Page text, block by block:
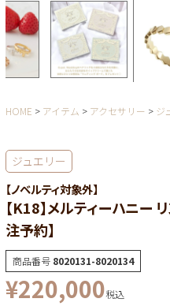
HOME アイテム アクセサリー ジ
ジュエリー
【ノベルティ対象外】
【K18】メルティーハニー
注予約】
商品番号 8020131-8020134
¥220,000税込